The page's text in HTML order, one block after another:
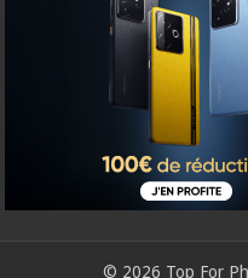
© 2026 Top For